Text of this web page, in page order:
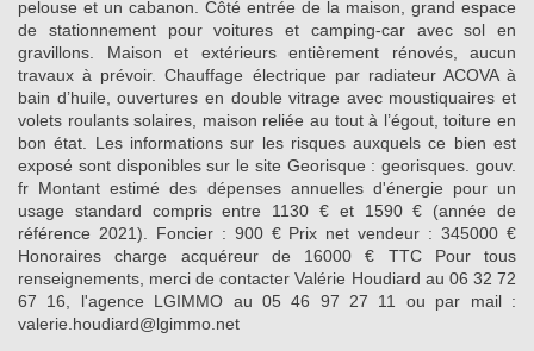
pelouse et un cabanon. Côté entrée de la maison, grand espace
de stationnement pour voitures et camping-car avec sol en
gravillons. Maison et extérieurs entièrement rénovés, aucun
travaux à prévoir. Chauffage électrique par radiateur ACOVA à
bain d’huile, ouvertures en double vitrage avec moustiquaires et
volets roulants solaires, maison reliée au tout à l’égout, toiture en
bon état. Les informations sur les risques auxquels ce bien est
exposé sont disponibles sur le site Georisque : georisques. gouv.
fr Montant estimé des dépenses annuelles d'énergie pour un
usage standard compris entre 1130 € et 1590 € (année de
référence 2021). Foncier : 900 € Prix net vendeur : 345000 €
Honoraires charge acquéreur de 16000 € TTC Pour tous
renseignements, merci de contacter Valérie Houdiard au 06 32 72
67 16, l'agence LGIMMO au 05 46 97 27 11 ou par mail :
valerie.houdiard@lgimmo.net